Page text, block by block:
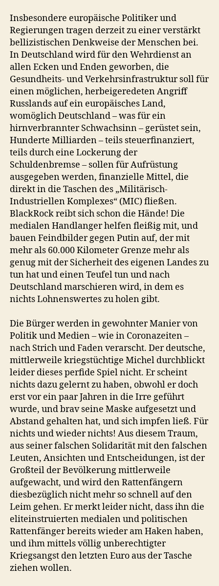
Insbesondere europäische Politiker und
Regierungen tragen derzeit zu einer verstärkt
bellizistischen Denkweise der Menschen bei.
In Deutschland wird für den Wehrdienst an
allen Ecken und Enden geworben, die
Gesundheits- und Verkehrsinfrastruktur soll für
einen möglichen, herbeigeredeten Angriff
Russlands auf ein europäisches Land,
womöglich Deutschland – was für ein
hirnverbrannter Schwachsinn – gerüstet sein,
Hunderte Milliarden – teils steuerfinanziert,
teils durch eine Lockerung der
Schuldenbremse – sollen für Aufrüstung
ausgegeben werden, finanzielle Mittel, die
direkt in die Taschen des „Militärisch-
Industriellen Komplexes“ (MIC) fließen.
BlackRock reibt sich schon die Hände! Die
medialen Handlanger helfen fleißig mit, und
bauen Feindbilder gegen Putin auf, der mit
mehr als 60.000 Kilometer Grenze mehr als
genug mit der Sicherheit des eigenen Landes zu
tun hat und einen Teufel tun und nach
Deutschland marschieren wird, in dem es
nichts Lohnenswertes zu holen gibt.
Die Bürger werden in gewohnter Manier von
Politik und Medien – wie in Coronazeiten –
nach Strich und Faden verarscht. Der deutsche,
mittlerweile kriegstüchtige Michel durchblickt
leider dieses perfide Spiel nicht. Er scheint
nichts dazu gelernt zu haben, obwohl er doch
erst vor ein paar Jahren in die Irre geführt
wurde, und brav seine Maske aufgesetzt und
Abstand gehalten hat, und sich impfen ließ. Für
nichts und wieder nichts! Aus diesem Traum,
aus seiner falschen Solidarität mit den falschen
Leuten, Ansichten und Entscheidungen, ist der
Großteil der Bevölkerung mittlerweile
aufgewacht, und wird den Rattenfängern
diesbezüglich nicht mehr so schnell auf den
Leim gehen. Er merkt leider nicht, dass ihn die
eliteinstruierten medialen und politischen
Rattenfänger bereits wieder am Haken haben,
und ihm mittels völlig unberechtigter
Kriegsangst den letzten Euro aus der Tasche
ziehen wollen.